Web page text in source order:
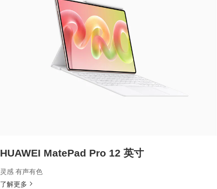
HUAWEI MatePad Pro 12 英寸
灵感 有声有色
了解更多